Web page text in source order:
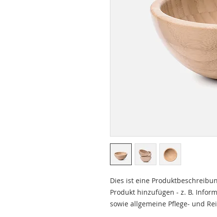
Dies ist eine
Produkt hinzufügen - z. B.
sowie allgemeine Pflege- und